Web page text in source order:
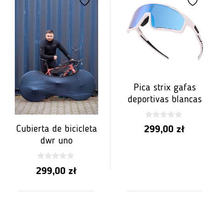
Cubierta de bicicleta
dwr uno
0
z
299,00 zł
Pica strix gafas
deportivas blancas
0
z
299,00 zł